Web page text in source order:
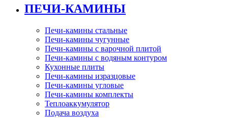
ПЕЧИ-КАМИНЫ
Печи-камины стальные
Печи-камины чугунные
Печи-камины с варочной плитой
Печи-камины с водяным контуром
Кухонные плиты
Печи-камины изразцовые
Печи-камины угловые
Печи-камины комплекты
Теплоаккумулятор
Подача воздуха